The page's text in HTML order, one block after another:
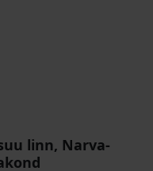
linn, Narva-